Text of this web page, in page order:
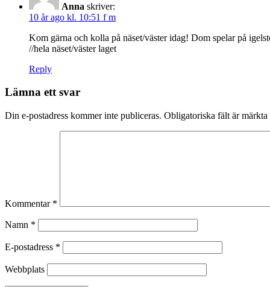
Anna skriver:
10 år ago kl. 10:51 f m
Kom gärna och kolla på näset/väster idag! Dom spelar på
//hela näset/väster laget
Reply
Lämna ett svar
Din e-postadress kommer inte publiceras. Obligatoriska fält är märkta
Kommentar *
Namn *
E-postadress *
Webbplats